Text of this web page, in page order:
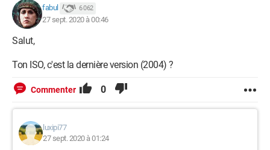
fabul 6 062
27 sept. 2020 à 00:46
Salut,
Ton ISO, c'est la dernière version (2004) ?
Commenter 0
luxipi77
27 sept. 2020 à 01:24